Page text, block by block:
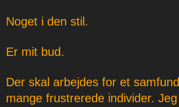
Noget i den stil.
Er mit bud.
Der skal arbejdes for et
mange frustrerede individer.